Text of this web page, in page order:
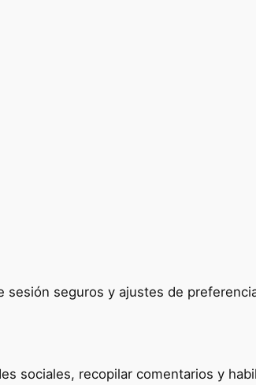
seguros y ajustes de
sociales, recopilar comentarios y